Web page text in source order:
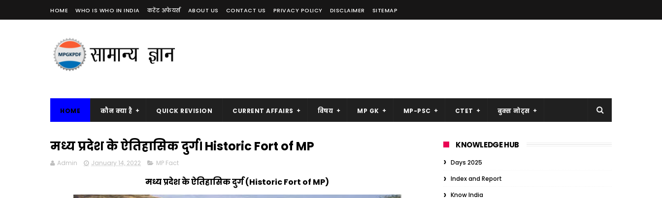
HOME WHO IS WHO IN INDIA करेंट अफेयर्स ABOUT US CONTACT US PRIVACY POLICY DISCLAIMER SITEMAP
HOME कौन क्या है QUICK REVISION CURRENT AFFAIRS विषय MP GK MP-PSC CTET बुक्स नोट्स
मध्य प्रदेश के ऐतिहासिक दुर्ग। Historic Fort of MP
Admin January 14, 2022 MP Fact
मध्य प्रदेश के ऐतिहासिक दुर्ग (Historic Fort of MP)
KNOWLEDGE HUB
Days 2025
Index and Report
Know India